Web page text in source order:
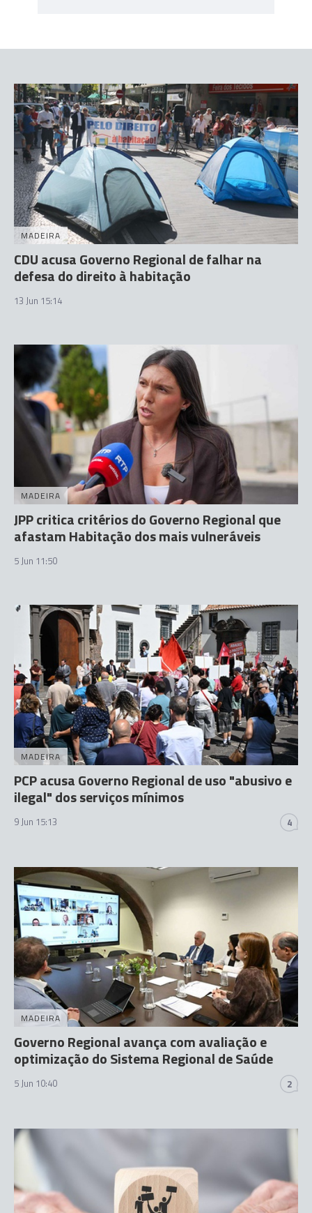
MADEIRA
CDU acusa Governo Regional de falhar na
defesa do direito à habitação
13 Jun 15:14
MADEIRA
JPP critica critérios do Governo Regional que
afastam Habitação dos mais vulneráveis
5 Jun 11:50
MADEIRA
PCP acusa Governo Regional de uso "abusivo e
ilegal" dos serviços mínimos
9 Jun 15:13 4
MADEIRA
Governo Regional avança com avaliação e
optimização do Sistema Regional de Saúde
5 Jun 10:40 2